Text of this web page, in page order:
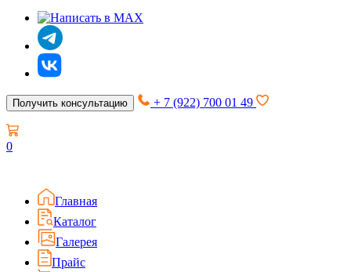
Получить консультацию + 7 (922) 700 01 49
0
Главная
Каталог
Галерея
Прайс